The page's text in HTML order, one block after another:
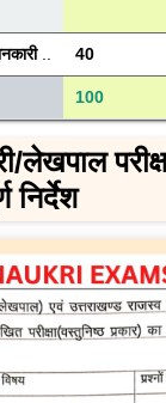
.. 40
100
लेखपाल
निर्देश